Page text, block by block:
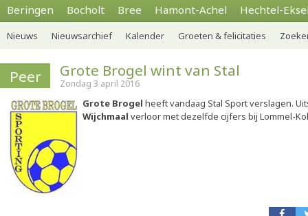
Beringen Bocholt Bree Hamont-Achel Hechtel-
Nieuws Nieuwsarchief Kalender Groeten & felicitaties
Peer Grote Brogel wint van Stal
Zondag 3 april 2016
Grote Brogel heeft vandaag Stal Sport verslagen.
Wijchmaal verloor met dezelfde cijfers bij Lommel-